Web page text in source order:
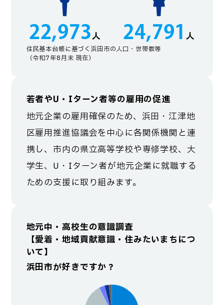
22,973人 24,791人
住民基本台帳に基づく浜田市の人口・世帯数等
（令和7年8月末 現在）
若者やU・Iターン者等の雇用の促進
地元企業の雇用確保のため、浜田・江津地
区雇用推進協議会を中心に各関係機関と連
携し、市内の県立高等学校や専修学校、大
学生、U・Iターン者が地元企業に就職する
ための支援に取り組みます。
地元中・高校生の意識調査
【愛着・地域貢献意識・住みたいまちにつ
いて】
浜田市が好きですか？